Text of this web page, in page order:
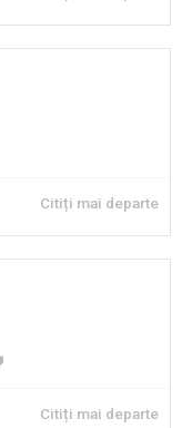
Citiți mai departe
Citiți mai departe